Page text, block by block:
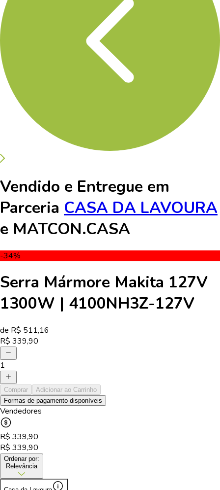
Vendido e Entregue em
Parceria CASA DA LAVOURA
e MATCON.CASA
-34%
Serra Mármore Makita 127V
1300W | 4100NH3Z-127V
de R$ 511,16
R$ 339,90
1
Comprar
Adicionar ao Carrinho
Formas de pagamento disponíveis
Vendedores
R$ 339,90
R$ 339,90
Ordenar por:
Relevância